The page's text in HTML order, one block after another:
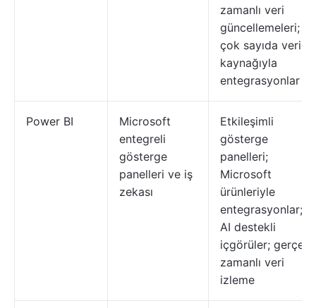
zamanlı veri
güncellemeleri;
çok sayıda veri
kaynağıyla
entegrasyonlar
Power BI
Microsoft
entegreli
gösterge
panelleri ve iş
zekası
Etkileşimli
gösterge
panelleri;
Microsoft
ürünleriyle
entegrasyonlar;
AI destekli
içgörüler; gerçek
zamanlı veri
izleme